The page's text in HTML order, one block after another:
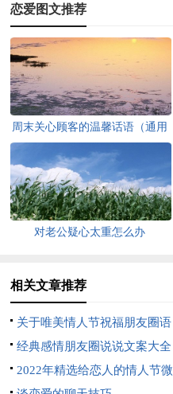
恋爱图文推荐
周末关心顾客的温馨话语（通用
70句）
对老公疑心太重怎么办
相关文章推荐
关于唯美情人节祝福朋友圈语
句汇总130句精选
经典感情朋友圈说说文案大全
（精选100句）
2022年精选给恋人的情人节微